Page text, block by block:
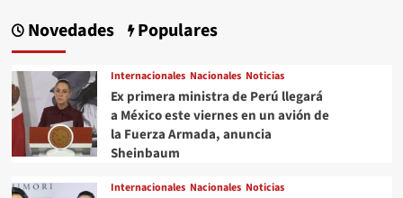
Novedades Populares
Internacionales Nacionales Noticias
Ex primera ministra de Perú llegará
a México este viernes en un avión de
la Fuerza Armada, anuncia
Sheinbaum
Internacionales Nacionales Noticias